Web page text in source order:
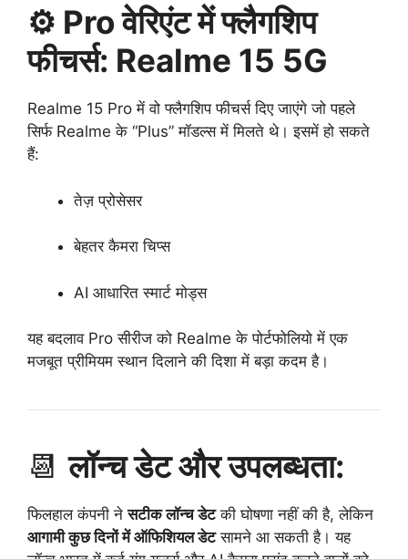
⚙️ Pro वेरिएंट में फ्लैगशिप
फीचर्स: Realme 15 5G
Realme 15 Pro में वो फ्लैगशिप फीचर्स दिए जाएंगे जो पहले
सिर्फ Realme के “Plus” मॉडल्स में मिलते थे। इसमें हो सकते
हैं:
तेज़ प्रोसेसर
बेहतर कैमरा चिप्स
AI आधारित स्मार्ट मोड्स
यह बदलाव Pro सीरीज को Realme के पोर्टफोलियो में एक
मजबूत प्रीमियम स्थान दिलाने की दिशा में बड़ा कदम है।
📆लॉन्च डेट और उपलब्धता:
फिलहाल कंपनी नेसटीक लॉन्च डेटकी घोषणा नहीं की है, लेकिन
आगामी कुछ दिनों में ऑफिशियल डेटसामने आ सकती है। यह